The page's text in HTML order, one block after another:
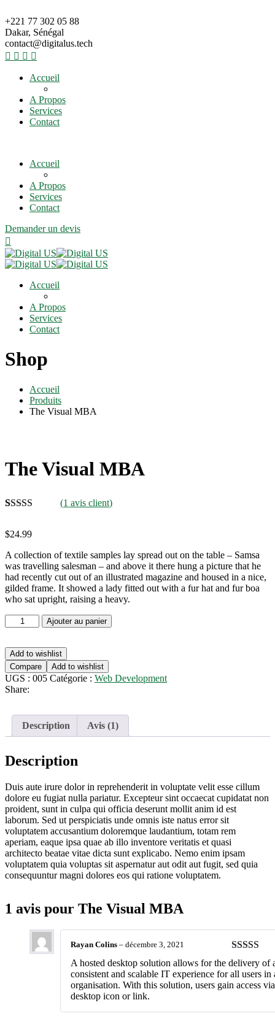
+221 77 302 05 88
Dakar, Sénégal
contact@digitalus.tech
Accueil
A Propos
Services
Contact
Accueil
A Propos
Services
Contact
Demander un devis
Accueil
A Propos
Services
Contact
Shop
Accueil
Produits
The Visual MBA
The Visual MBA
notation
(1 avis client)
$24.99
A collection of textile samples lay spread out on the table – Samsa
was travelling salesman – and above it there hung a picture that he
had recently cut out of an illustrated magazine and housed in a nice,
gilded frame. It showed a lady fitted out with a fur hat and fur boa
who sat upright, raising a heavy.
quantité
de
Visual
MBA
Ajouter au panier
Add to wishlist
Compare
Add to wishlist
UGS : 005 Catégorie : Web Development
Share:
Description Avis (1)
Description
Duis aute irure dolor in reprehenderit in voluptate velit esse cillum
dolore eu fugiat nulla pariatur. Excepteur sint occaecat cupidatat non
proident, sunt in culpa qui officia deserunt mollit anim id est
laborum. Sed ut perspiciatis unde omnis iste natus error sit
voluptatem accusantium doloremque laudantium, totam rem
aperiam, eaque ipsa quae ab illo inventore veritatis et quasi
architecto beatae vitae dicta sunt explicabo. Nemo enim ipsam
voluptatem quia voluptas sit aspernatur aut odit aut fugit, sed quia
consequuntur magni dolores eos qui ratione voluptatem.
1 avis pour The Visual MBA
Note5sur
Rayan Colins – décembre 3, 2021
A hosted desktop solution allows for the delivery of
consistent and scalable IT experience for all users in
organisation. With this solution, users gain access
desktop icon or link.